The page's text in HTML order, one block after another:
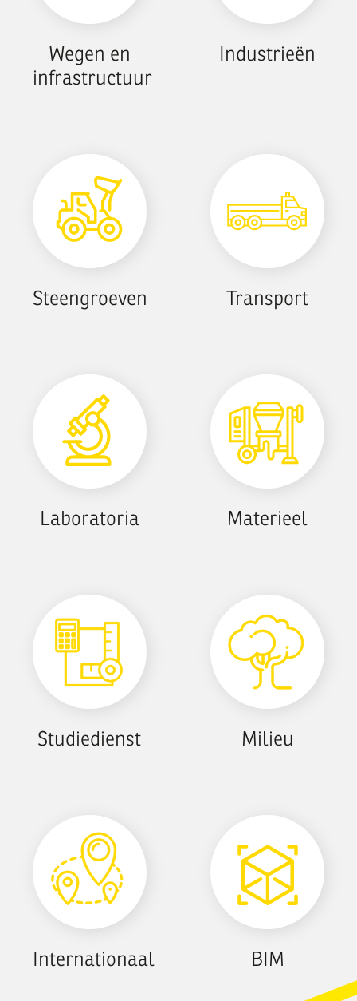
OPEN
THE WAY
Wegen en
infrastructuur
Industrieën
Steengroeven Transport
Laboratoria Materieel
Studiedienst Milieu
Internationaal BIM